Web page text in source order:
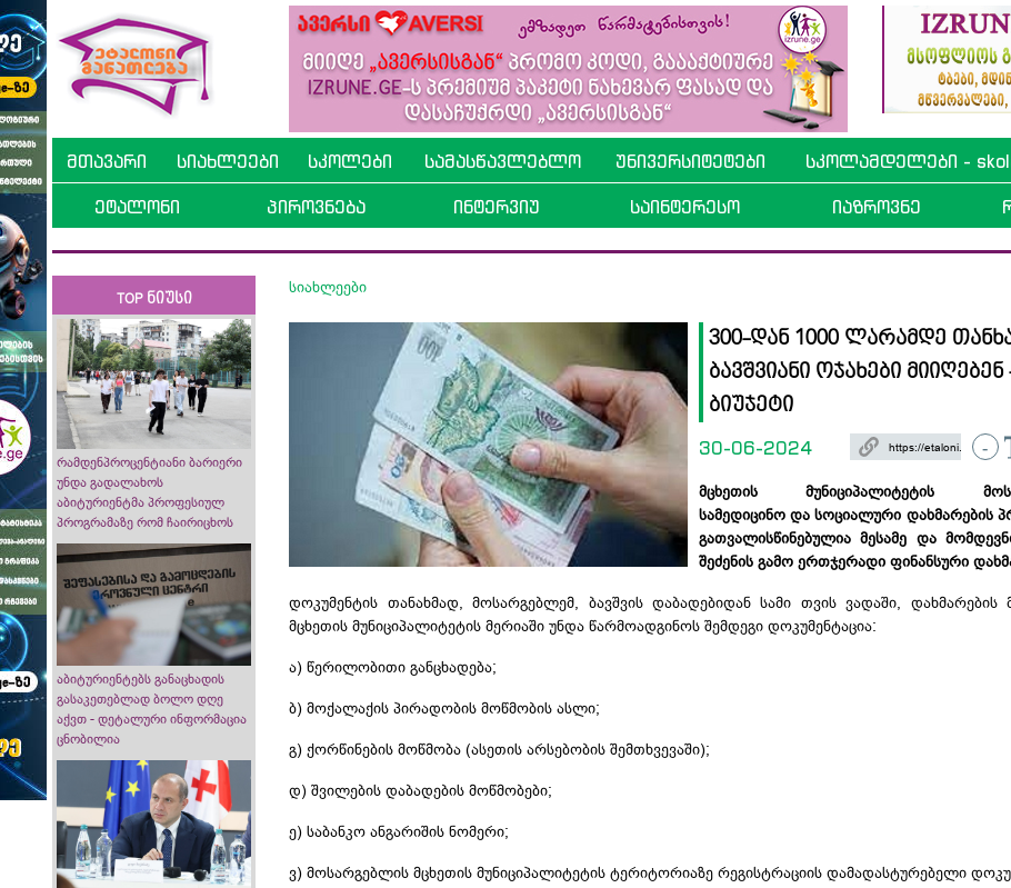
მთავარი სიახლეები სკოლები სამასწავლებლო უნივერსიტეტები სკოლამდელები -
ეტალონი პიროვნება ინტერვიუ საინტერესო იაზროვნე
TOP ნიუსი
რამდენპროცენტიანი ბარიერი
უნდა გადალახოს
აბიტურიენტმა პროფესიულ
პროგრამაზე რომ ჩაირიცხოს
აბიტურიენტებს განაცხადის
გასაკეთებლად ბოლო დღე
აქვთ - დეტალური ინფორმაცია
ცნობილია
სიახლეები
300-დან 1000 ლარამდე
ბავშვიანი ოჯახები მიიღებენ
ბიუჯეტი
30-06-2024 -
მცხეთის მუნიციპალიტეტის
სამედიცინო და სოციალური დახმარების
გათვალისწინებულია მესამე და
შეძენის გამო ერთჯერადი ფინანსური
დოკუმენტის თანახმად,მოსარგებლემ , ბავშვის დაბადებიდან სამი თვის ვადაში, დახმარების
მცხეთის მუნიციპალიტეტის მერიაში უნდა წარმოადგინოს შემდეგი დოკუმენტაცია:
ა) წერილობითი განცხადება;
ბ) მოქალაქის პირადობის მოწმობის ასლი;
გ) ქორწინების მოწმობა (ასეთის არსებობის შემთხვევაში);
დ) შვილების დაბადების მოწმობები;
ე) საბანკო ანგარიშის ნომერი;
ვ) მოსარგებლის მცხეთის მუნიციპალიტეტის ტერიტორიაზე რეგისტრაციის დამადასტურებელი